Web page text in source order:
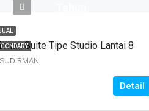
Suite Tipe Studio Lantai 8
Detail